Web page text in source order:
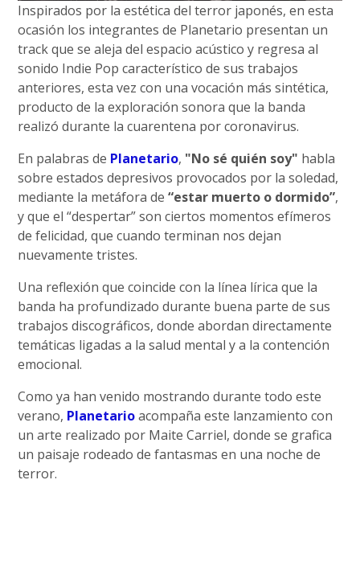
Inspirados por la estética del terror japonés, en esta
ocasión los integrantes de Planetario presentan un
track que se aleja del espacio acústico y regresa al
sonido Indie Pop característico de sus trabajos
anteriores, esta vez con una vocación más sintética,
producto de la exploración sonora que la banda
realizó durante la cuarentena por coronavirus.
En palabras de Planetario, "No sé quién soy" habla
sobre estados depresivos provocados por la soledad,
mediante la metáfora de“estar muerto o dormido”,
y que el “despertar” son ciertos momentos efímeros
de felicidad, que cuando terminan nos dejan
nuevamente tristes.
Una reflexión que coincide con la línea lírica que la
banda ha profundizado durante buena parte de sus
trabajos discográficos, donde abordan directamente
temáticas ligadas a la salud mental y a la contención
emocional.
Como ya han venido mostrando durante todo este
verano, Planetarioacompaña este lanzamiento con
un arte realizado por Maite Carriel, donde se grafica
un paisaje rodeado de fantasmas en una noche de
terror.